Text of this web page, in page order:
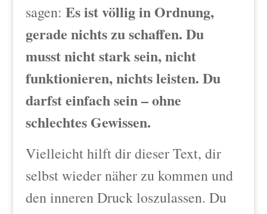
sagen: Es ist völlig in Ordnung,
gerade nichts zu schaffen. Du
musst nicht stark sein, nicht
funktionieren, nichts leisten. Du
darfst einfach sein – ohne
schlechtes Gewissen.
Vielleicht hilft dir dieser Text, dir
selbst wieder näher zu kommen und
den inneren Druck loszulassen. Du